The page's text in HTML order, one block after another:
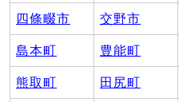
四條畷市 交野市
島本町 豊能町
熊取町 田尻町